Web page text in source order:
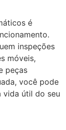
é
inspeções
móveis,
peças
você pode
vida útil do seu